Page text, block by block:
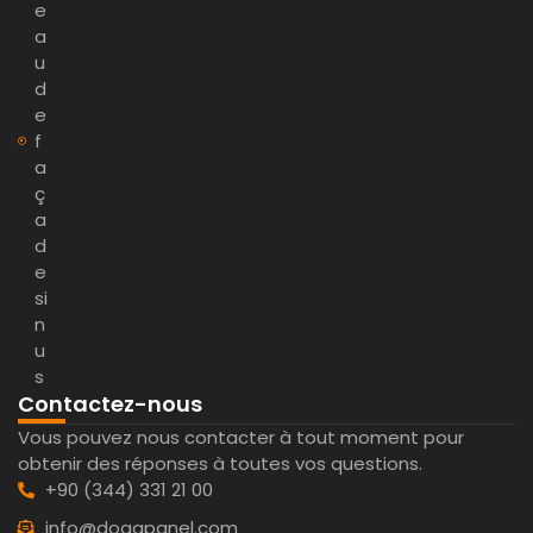
e
a
u
d
e
f
a
ç
a
d
e
si
n
u
s
Contactez-nous
Vous pouvez nous contacter à tout moment pour
obtenir des réponses à toutes vos questions.
+90 (344) 331 21 00
info@dogapanel.com